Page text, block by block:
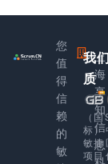
您
值
得
信
赖
的
敏
上
海
享
知
信
息
我
质
（国
标）
敏捷
项目